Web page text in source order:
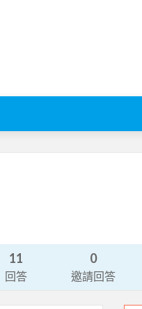
11
回答
0
邀請回答